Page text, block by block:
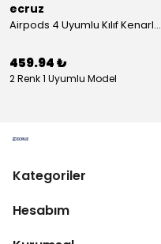
ecruz
Airpods 4 Uyumlu Kılıf Kenarları Renkli Şeffaf Dilimli Silikon Ecruz Airbag 40 Uyumlu Kılıf
459.94 ₺
2 Renk 1 Uyumlu Model
Kategoriler
Hesabım